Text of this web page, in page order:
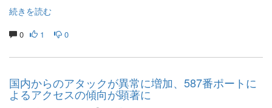
続きを読む
0 1 0
国内からのアタックが異常に増加、587番ポートに
よるアクセスの傾向が顕著に